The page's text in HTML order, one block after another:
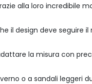
alla loro incredibile
il design deve seguire
la misura con
o a sandali leggeri